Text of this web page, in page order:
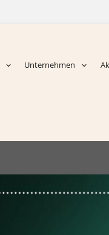
Unternehmen